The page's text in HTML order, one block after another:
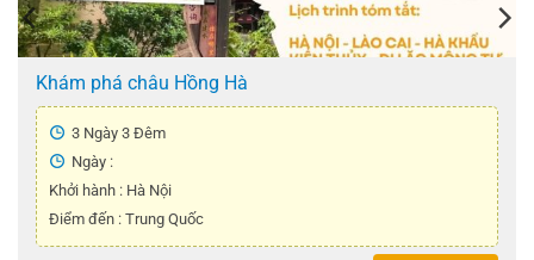
Khám phá châu Hồng Hà
3 Ngày 3 Đêm
Ngày :
Khởi hành : Hà Nội
Điểm đến : Trung Quốc